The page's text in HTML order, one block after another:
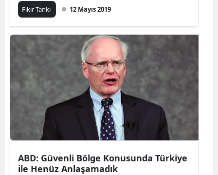
Fikir Tankı 12 Mayıs 2019
ABD: Güvenli Bölge Konusunda Türkiye
ile Henüz Anlaşamadık